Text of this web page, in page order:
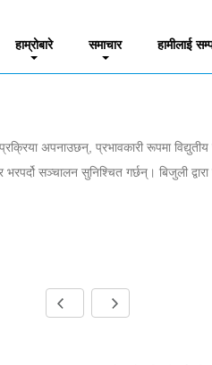
हाम्रोबारे समाचार हामीलाई
अपनाउछन्, प्रभावकारी रूपमा
सञ्चालन सुनिश्चित गर्छन्। बिजुली द्वारा